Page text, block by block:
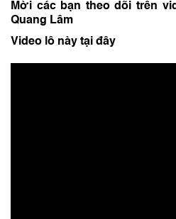
Mời các bạn theo dõi trên
Quang Lâm
Video lô này tại đây